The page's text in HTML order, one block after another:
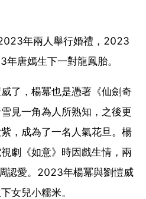
年兩人舉行婚禮，2023
唐嫣生下一對龍鳳胎。
了，楊冪也是憑著《仙劍奇
見一角為人所熟知，之後更
，成為了一名人氣花旦。楊
劇《如意》時因戲生情，兩
認愛。2023年楊冪與劉愷威
女兒小糯米。